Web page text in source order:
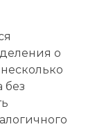
о
без